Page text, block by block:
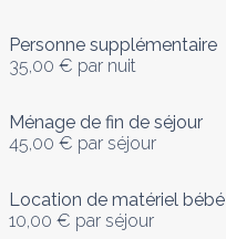
Personne supplémentaire
35,00 € par nuit
Ménage de fin de séjour
45,00 € par séjour
Location de matériel bébé
10,00 € par séjour